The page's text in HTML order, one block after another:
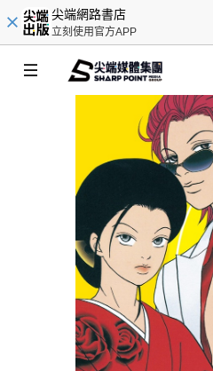
尖端網路書店
立刻使用官方APP